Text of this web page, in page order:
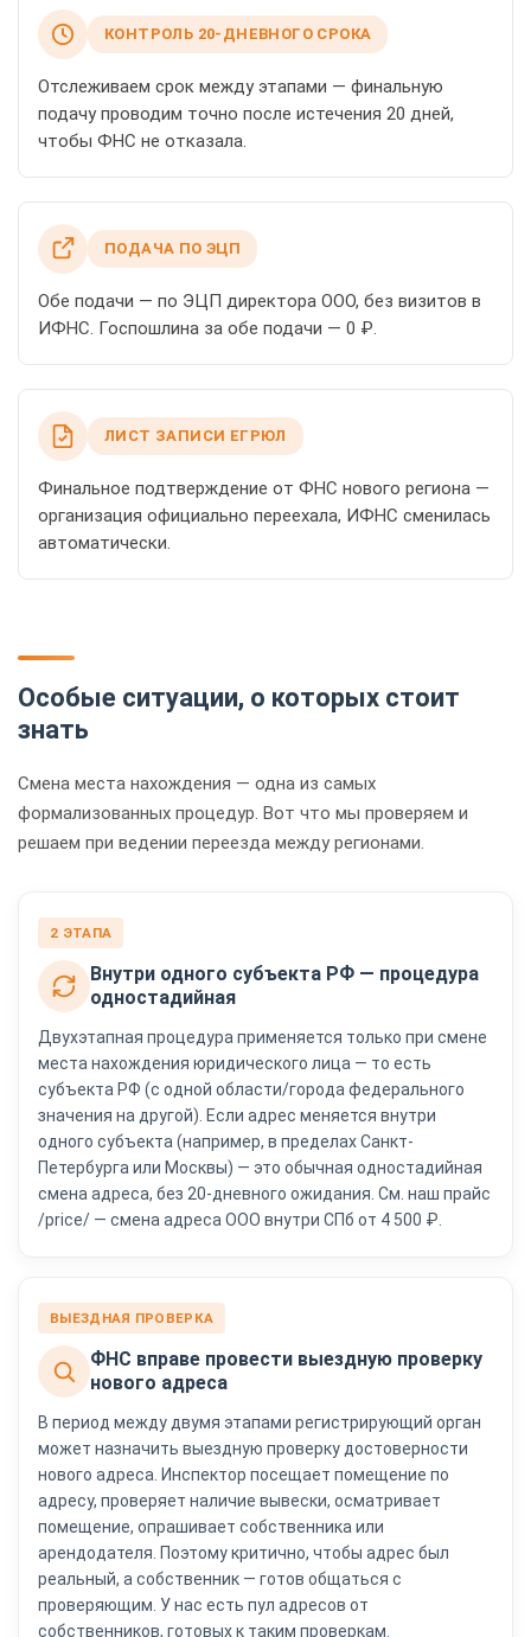
КОНТРОЛЬ 20-ДНЕВНОГО СРОКА
Отслеживаем срок между этапами — финальную
подачу проводим точно после истечения 20 дней,
чтобы ФНС не отказала.
ПОДАЧА ПО ЭЦП
Обе подачи — по ЭЦП директора ООО, без визитов в
ИФНС. Госпошлина за обе подачи — 0 ₽.
ЛИСТ ЗАПИСИ ЕГРЮЛ
Финальное подтверждение от ФНС нового региона —
организация официально переехала, ИФНС сменилась
автоматически.
Особые ситуации, о которых стоит
знать
Смена места нахождения — одна из самых
формализованных процедур. Вот что мы проверяем и
решаем при ведении переезда между регионами.
2 ЭТАПА
Внутри одного субъекта РФ — процедура
одностадийная
Двухэтапная процедура применяется только при смене
места нахождения юридического лица — то есть
субъекта РФ (с одной области/города федерального
значения на другой). Если адрес меняется внутри
одного субъекта (например, в пределах Санкт-
Петербурга или Москвы) — это обычная одностадийная
смена адреса, без 20-дневного ожидания. См. наш прайс
/price/ — смена адреса ООО внутри СПб от 4 500 ₽.
ВЫЕЗДНАЯ ПРОВЕРКА
ФНС вправе провести выездную проверку
нового адреса
В период между двумя этапами регистрирующий орган
может назначить выездную проверку достоверности
нового адреса. Инспектор посещает помещение по
адресу, проверяет наличие вывески, осматривает
помещение, опрашивает собственника или
арендодателя. Поэтому критично, чтобы адрес был
реальный, а собственник — готов общаться с
проверяющим. У нас есть пул адресов от
собственников, готовых к таким проверкам.